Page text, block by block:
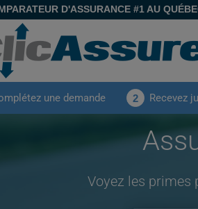
D'ASSURANCE #1 AU
une demande 2 Recevez
Voyez les primes